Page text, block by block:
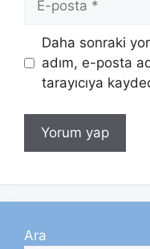
posta
Daha sonraki
adım, e-posta
tarayıcıya
Ara